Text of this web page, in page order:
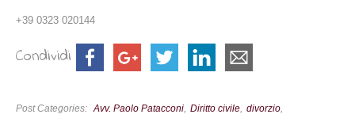
+39 0323 020144
Condividi
Post Categories Avv. Paolo Patacconi Diritto civile
divorzio